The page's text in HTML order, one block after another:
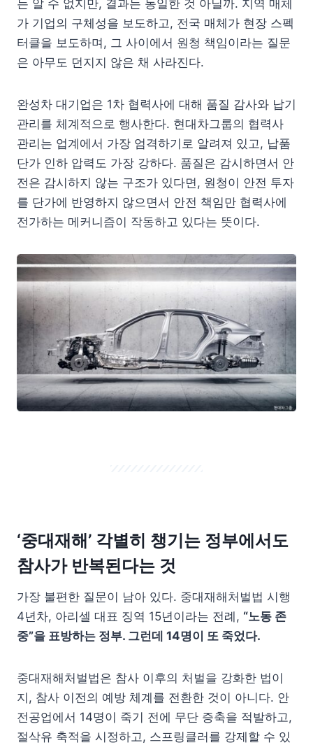
는 알 수 없지만, 결과는 동일한 것 아닐까. 지역 매체
가 기업의 구체성을 보도하고, 전국 매체가 현장 스펙
터클을 보도하며, 그 사이에서 원청 책임이라는 질문
은 아무도 던지지 않은 채 사라진다.
완성차 대기업은 1차 협력사에 대해 품질 감사와 납기
관리를 체계적으로 행사한다. 현대차그룹의 협력사
관리는 업계에서 가장 엄격하기로 알려져 있고, 납품
단가 인하 압력도 가장 강하다. 품질은 감시하면서 안
전은 감시하지 않는 구조가 있다면, 원청이 안전 투자
를 단가에 반영하지 않으면서 안전 책임만 협력사에
전가하는 메커니즘이 작동하고 있다는 뜻이다.
‘중대재해’ 각별히 챙기는 정부에서도
참사가 반복된다는 것
가장 불편한 질문이 남아 있다. 중대재해처벌법 시행
4년차, 아리셀 대표 징역 15년이라는 전례, “노동 존
중”을 표방하는 정부. 그런데 14명이 또 죽었다.
중대재해처벌법은 참사 이후의 처벌을 강화한 법이
지, 참사 이전의 예방 체계를 전환한 것이 아니다. 안
전공업에서 14명이 죽기 전에 무단 증축을 적발하고,
절삭유 축적을 시정하고, 스프링클러를 강제할 수 있